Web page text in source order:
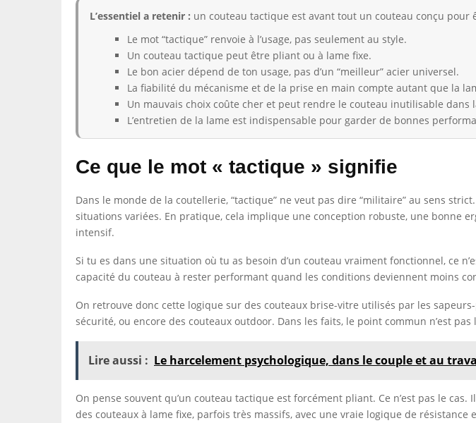
L’essentiel a retenir : un couteau tactique est avant tout un couteau conçu pour
Le mot “tactique” renvoie à l’usage, pas seulement au style.
Un couteau tactique peut être pliant ou à lame fixe.
Le bon acier dépend de ton usage, pas d’un “meilleur” acier universel.
La fiabilité du mécanisme et de la prise en main compte autant que la
Un mauvais choix coûte cher et peut rendre le couteau inutilisable dans
L’entretien de la lame est indispensable pour garder de bonnes
Ce que le mot « tactique » signifie
Dans le monde de la coutellerie, “tactique” ne veut pas dire “militaire” au sens
situations variées. En pratique, cela implique une conception robuste, une bonne
intensif.
Si tu es dans une situation où tu as besoin d’un couteau vraiment fonctionnel, ce
capacité du couteau à rester performant quand les conditions deviennent moins
On retrouve donc cette logique sur des couteaux brise-vitre utilisés par les
sécurité, ou encore des couteaux outdoor. Dans les faits, le point commun n’est
Lire aussi : Le harcelement psychologique, dans le couple et au
On pense souvent qu’un couteau tactique est forcément pliant. Ce n’est pas le
des couteaux à lame fixe, parfois très massifs, avec une vraie logique de résistance